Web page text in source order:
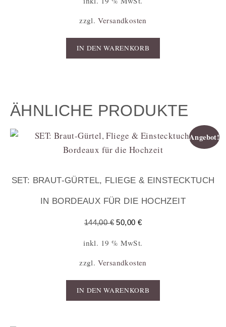
zzgl. Versandkosten
IN DEN WARENKORB
ÄHNLICHE PRODUKTE
Angebot!
SET: BRAUT-GÜRTEL, FLIEGE & EINSTECKTUCH
IN BORDEAUX FÜR DIE HOCHZEIT
144,00€ 50,00 €
inkl. 19 % MwSt.
zzgl. Versandkosten
IN DEN WARENKORB